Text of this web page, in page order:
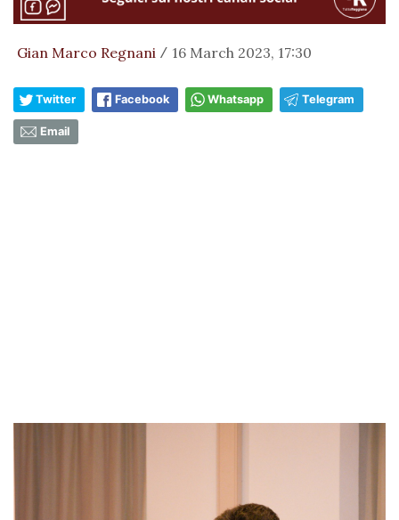
Gian Marco Regnani / 16 March 2023, 17:30
Twitter Facebook Whatsapp Telegram
Email